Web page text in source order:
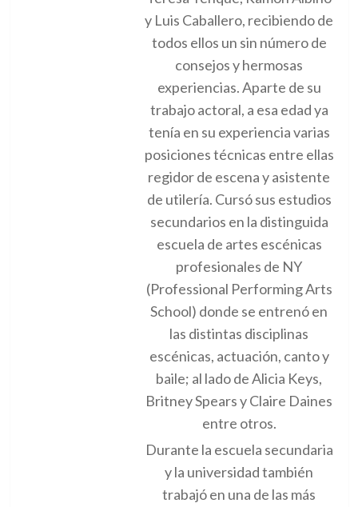
y Luis Caballero, recibiendo de
todos ellos un sin número de
consejos y hermosas
experiencias. Aparte de su
trabajo actoral, a esa edad ya
tenía en su experiencia varias
posiciones técnicas entre ellas
regidor de escena y asistente
de utilería. Cursó sus estudios
secundarios en la distinguida
escuela de artes escénicas
profesionales de NY
(Professional Performing Arts
School) donde se entrenó en
las distintas disciplinas
escénicas, actuación, canto y
baile; al lado de Alicia Keys,
Britney Spears y Claire Daines
entre otros.
Durante la escuela secundaria
y la universidad también
trabajó en una de las más